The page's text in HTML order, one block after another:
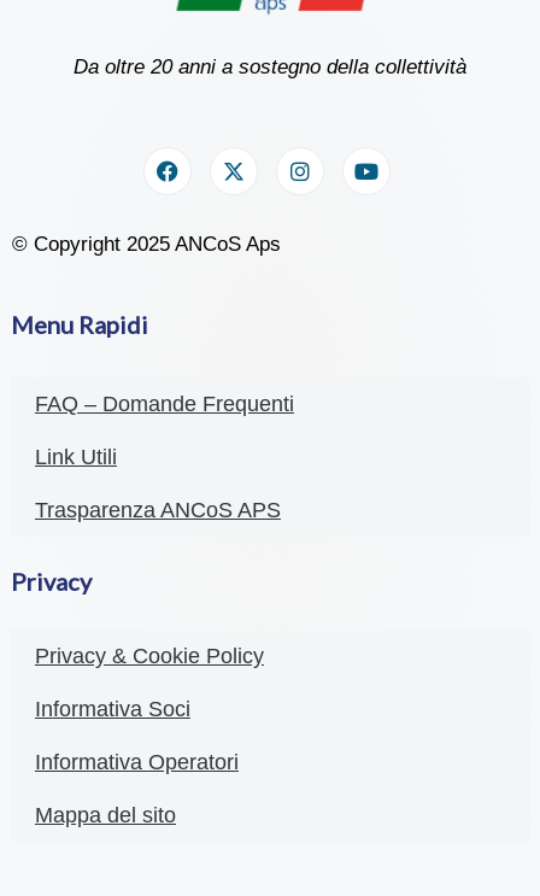
Da oltre 20 anni a sostegno della collettività
© Copyright 2025 ANCoS Aps
Menu Rapidi
FAQ – Domande Frequenti
Link Utili
Trasparenza ANCoS APS
Privacy
Privacy & Cookie Policy
Informativa Soci
Informativa Operatori
Mappa del sito